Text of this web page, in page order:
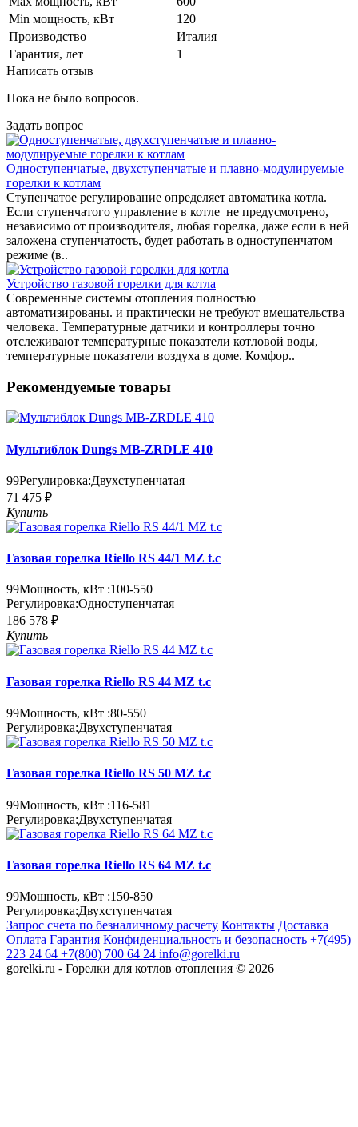
Min мощность, кВт
120
Производство
Италия
Гарантия, лет
1
Написать отзыв
Пока не было вопросов.
Задать вопрос
Одноступенчатые, двухступенчатые и плавно-модулируемые
горелки к котлам
Ступенчатое регулирование определяет автоматика котла.
Если ступенчатого управление в котле не предусмотрено,
независимо от производителя, любая горелка, даже если в ней
заложена ступенчатость, будет работать в одноступенчатом
режиме (в..
Устройство газовой горелки для котла
Современные системы отопления полностью
автоматизированы. и практически не требуют вмешательства
человека. Температурные датчики и контроллеры точно
отслеживают температурные показатели котловой воды,
температурные показатели воздуха в доме. Комфор..
Рекомендуемые товары
Мультиблок Dungs MB-ZRDLE 410
99Регулировка:Двухступенчатая
71 475 ₽
Купить
Газовая горелка Riello RS 44/1 MZ t.c
99Мощность, кВт :100-550
Регулировка:Одноступенчатая
186 578 ₽
Купить
Газовая горелка Riello RS 44 MZ t.c
99Мощность, кВт :80-550
Регулировка:Двухступенчатая
Газовая горелка Riello RS 50 MZ t.c
99Мощность, кВт :116-581
Регулировка:Двухступенчатая
Газовая горелка Riello RS 64 MZ t.c
99Мощность, кВт :150-850
Регулировка:Двухступенчатая
Запрос счета по безналичному расчету Контакты Доставка
Оплата Гарантия Конфиденциальность и безопасность +7(495)
223 24 64 +7(800) 700 64 24 info@gorelki.ru
gorelki.ru - Горелки для котлов отопления © 2026